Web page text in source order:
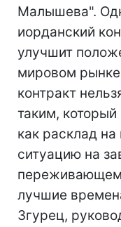
Малышева".
иорданский
улучшит
мировом
контракт
таким,
как расклад
ситуацию на
переживающем
лучшие
Згурец,